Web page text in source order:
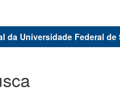
Universidade Federal de